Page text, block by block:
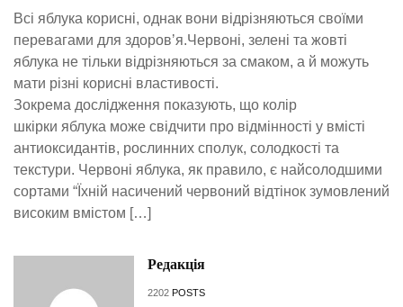
Всі яблука корисні, однак вони відрізняються своїми
перевагами для здоровʼя.Червоні, зелені та жовті
яблука не тільки відрізняються за смаком, а й можуть
мати різні корисні властивості.
Зокрема дослідження показують, що колір
шкірки яблука може свідчити про відмінності у вмісті
антиоксидантів, рослинних сполук, солодкості та
текстури. Червоні яблука, як правило, є найсолодшими
сортами “Їхній насичений червоний відтінок зумовлений
високим вмістом […]
Редакція
2202 POSTS